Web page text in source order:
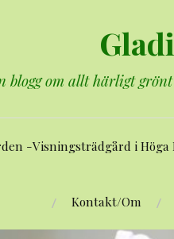
blogg om allt härligt
-Visningsträdgård i Höga
Kontakt/Om